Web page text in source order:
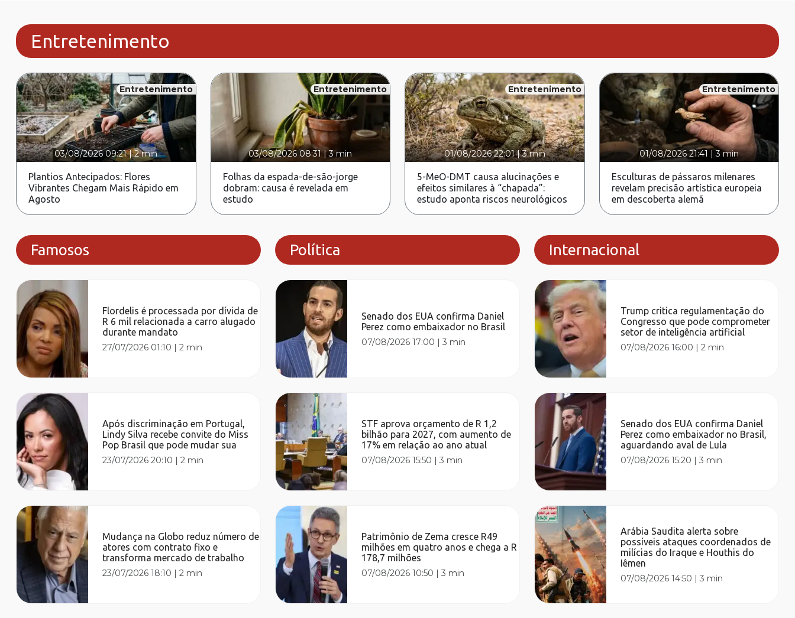
Entretenimento
Entretenimento
03/08/2026 09:21|2 min
Plantios Antecipados: Flores
Vibrantes Chegam Mais Rápido em
Agosto
Entretenimento
03/08/2026 08:31|3 min
Folhas da espada-de-são-jorge
dobram: causa é revelada em
estudo
Entretenimento
01/08/2026 22:01|3 min
5-MeO-DMT causa alucinações e
efeitos similares à “chapada”:
estudo aponta riscos neurológicos
Entretenimento
01/08/2026 21:41 |3 min
Esculturas de pássaros milenares
revelam precisão artística europeia
em descoberta alemã
Famosos
Flordelis é processada por dívida de
R 6 mil relacionada a carro alugado
durante mandato
27/07/2026 01:10 |2 min
Após discriminação em Portugal,
Lindy Silva recebe convite do Miss
Pop Brasil que pode mudar sua
23/07/2026 20:10 |2 min
Mudança na Globo reduz número de
atores com contrato fixo e
transforma mercado de trabalho
23/07/2026 18:10 |2 min
Política
Senado dos EUA confirma Daniel
Perez como embaixador no Brasil
07/08/2026 17:00 |3 min
STF aprova orçamento de R 1,2
bilhão para 2027, com aumento de
17% em relação ao ano atual
07/08/2026 15:50 |3 min
Patrimônio de Zema cresce R49
milhões em quatro anos e chega a R
178,7 milhões
07/08/2026 10:50 |3 min
Internacional
Trump critica regulamentação do
Congresso que pode comprometer
setor de inteligência artificial
07/08/2026 16:00 |2 min
Senado dos EUA confirma Daniel
Perez como embaixador no Brasil,
aguardando aval de Lula
07/08/2026 15:20 |3 min
Arábia Saudita alerta sobre
possíveis ataques coordenados de
milícias do Iraque e Houthis do
Iêmen
07/08/2026 14:50 |3 min